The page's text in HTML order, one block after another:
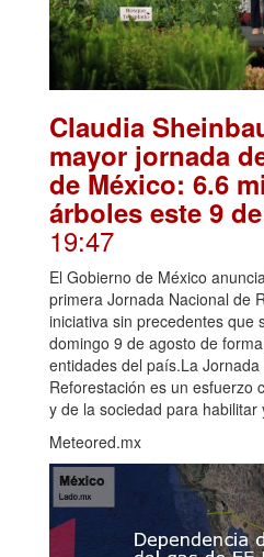
Claudia
mayor jornada
de México: 6.6
árboles este 9
19:47
El Gobierno de México
primera Jornada Nacional de
iniciativa sin precedentes que
domingo 9 de agosto de
entidades del país.La
Reforestación es un esfuerzo
y de la sociedad para habilitar
Meteored.mx